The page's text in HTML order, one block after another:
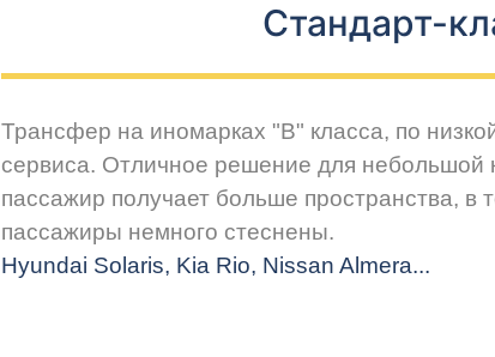
Стандарт-
Трансфер на иномарках "В" класса, по
сервиса. Отличное решение для небольшой
пассажир получает больше пространства, в
пассажиры немного стеснены.
Hyundai Solaris, Kia Rio, Nissan Almera...